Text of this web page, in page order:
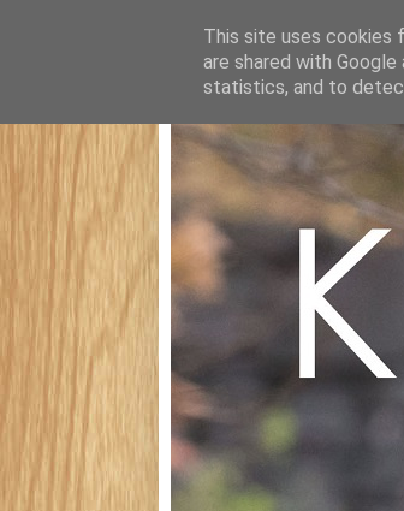
This site uses cookies
are shared with
statistics, and to